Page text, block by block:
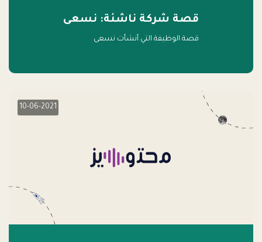
قصة شركة ناشئة: نسعى
قصة الوظيفة التي أنشأت نسعى
10-06-2021